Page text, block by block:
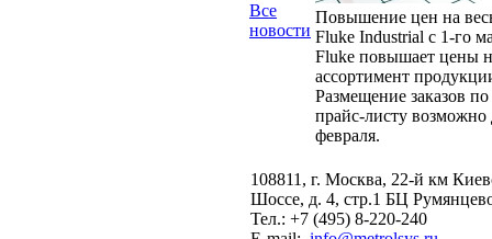
Все
новости
Повышение цен на
Fluke Industrial с 1-го
Fluke повышает цены
ассортимент
Размещение заказов
прайс-листу возможно
февраля.
108811, г. Москва, 22-й км
Шоссе, д. 4, стр.1 БЦ
Тел.: +7 (495) 8-220-240